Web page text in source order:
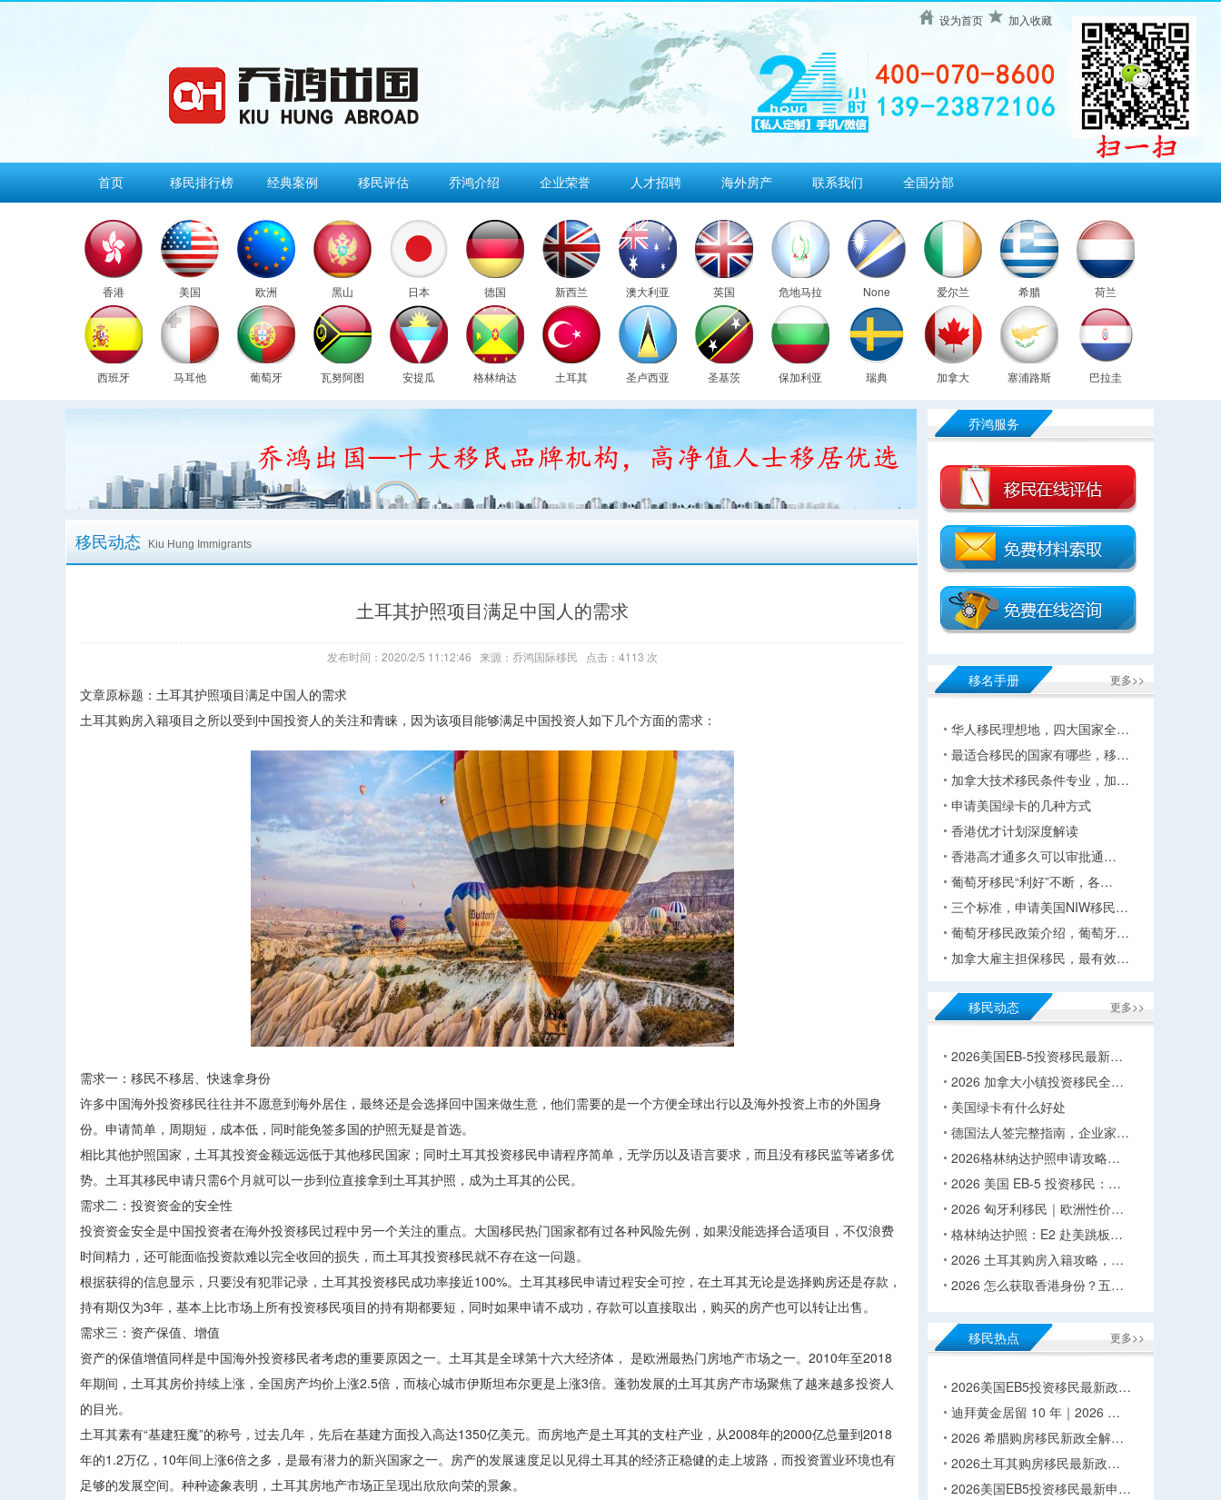
设为首页 加入收藏
首页 移民排行榜 经典案例 移民评估 乔鸿介绍 企业荣誉 人才招聘 海外房产 联系我们 全国分部
香港 美国 欧洲 黑山 日本 德国 新西兰 澳大利亚 英国 危地马拉 None 爱尔兰 希腊 荷兰
西班牙 马耳他 葡萄牙 瓦努阿图 安提瓜 格林纳达 土耳其 圣卢西亚 圣基茨 保加利亚 瑞典 加拿大 塞浦路斯 巴拉圭
移民动态 Kiu Hung Immigrants
土耳其护照项目满足中国人的需求
发布时间：2020/2/5 11:12:46 来源：乔鸿国际移民 点击：4113 次
文章原标题：土耳其护照项目满足中国人的需求
土耳其购房入籍项目之所以受到中国投资人的关注和青睐，因为该项目能够满足中国投资人如下几个方面的需求：
需求一：移民不移居、快速拿身份
许多中国海外投资移民往往并不愿意到海外居住，最终还是会选择回中国来做生意，他们需要的是一个方便全球出行以及海外投资上市的外国身
份。申请简单，周期短，成本低，同时能免签多国的护照无疑是首选。
相比其他护照国家，土耳其投资金额远远低于其他移民国家；同时土耳其投资移民申请程序简单，无学历以及语言要求，而且没有移民监等诸多优
势。土耳其移民申请只需6个月就可以一步到位直接拿到土耳其护照，成为土耳其的公民。
需求二：投资资金的安全性
投资资金安全是中国投资者在海外投资移民过程中另一个关注的重点。大国移民热门国家都有过各种风险先例，如果没能选择合适项目，不仅浪费
时间精力，还可能面临投资款难以完全收回的损失，而土耳其投资移民就不存在这一问题。
根据获得的信息显示，只要没有犯罪记录，土耳其投资移民成功率接近100%。土耳其移民申请过程安全可控，在土耳其无论是选择购房还是存款，
持有期仅为3年，基本上比市场上所有投资移民项目的持有期都要短，同时如果申请不成功，存款可以直接取出，购买的房产也可以转让出售。
需求三：资产保值、增值
资产的保值增值同样是中国海外投资移民者考虑的重要原因之一。土耳其是全球第十六大经济体， 是欧洲最热门房地产市场之一。2010年至2018
年期间，土耳其房价持续上涨，全国房产均价上涨2.5倍，而核心城市伊斯坦布尔更是上涨3倍。蓬勃发展的土耳其房产市场聚焦了越来越多投资人
的目光。
土耳其素有“基建狂魔”的称号，过去几年，先后在基建方面投入高达1350亿美元。而房地产是土耳其的支柱产业，从2008年的2000亿总量到2018
年的1.2万亿，10年间上涨6倍之多，是最有潜力的新兴国家之一。房产的发展速度足以见得土耳其的经济正稳健的走上坡路，而投资置业环境也有
足够的发展空间。种种迹象表明，土耳其房地产市场正呈现出欣欣向荣的景象。
乔鸿服务
更多>>
移名手册
华人移民理想地，四大国家全…
最适合移民的国家有哪些，移…
加拿大技术移民条件专业，加…
申请美国绿卡的几种方式
香港优才计划深度解读
香港高才通多久可以审批通…
葡萄牙移民“利好”不断，各…
三个标准，申请美国NIW移民…
葡萄牙移民政策介绍，葡萄牙…
加拿大雇主担保移民，最有效…
更多>>
移民动态
2026美国EB-5投资移民最新…
2026 加拿大小镇投资移民全…
美国绿卡有什么好处
德国法人签完整指南，企业家…
2026格林纳达护照申请攻略…
2026 美国 EB-5 投资移民：…
2026 匈牙利移民｜欧洲性价…
格林纳达护照：E2 赴美跳板…
2026 土耳其购房入籍攻略，…
2026 怎么获取香港身份？五…
更多>>
移民热点
2026美国EB5投资移民最新政…
迪拜黄金居留 10 年｜2026 …
2026 希腊购房移民新政全解…
2026土耳其购房移民最新政…
2026美国EB5投资移民最新申…